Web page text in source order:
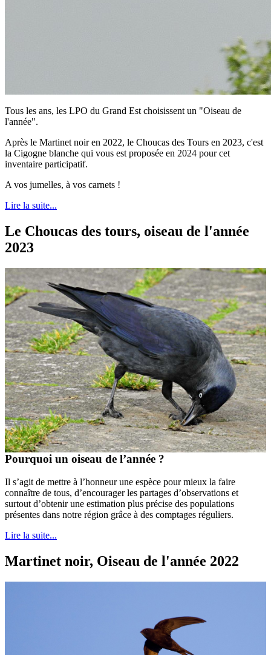
Tous les ans, les LPO du Grand Est choisissent un "Oiseau de
l'année".
Après le Martinet noir en 2022, le Choucas des Tours en 2023, c'est
la Cigogne blanche qui vous est proposée en 2024 pour cet
inventaire participatif.
A vos jumelles, à vos carnets !
Lire la suite...
Le Choucas des tours, oiseau de l'année
2023
Pourquoi un oiseau de l’année ?
Il s’agit de mettre à l’honneur une espèce pour mieux la faire
connaître de tous, d’encourager les partages d’observations et
surtout d’obtenir une estimation plus précise des populations
présentes dans notre région grâce à des comptages réguliers.
Lire la suite...
Martinet noir, Oiseau de l'année 2022